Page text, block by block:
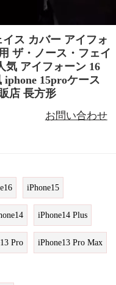
ス カバー アイフォ
ザ・ノース・フェイ
気 アイフォーン 16
15proケース
店 長方形
お問い合わせ
iPhone15
iPhone14 Plus
Pro iPhone13 Pro Max